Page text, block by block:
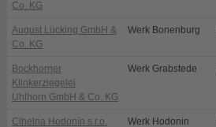
Co. KG
August Lücking GmbH &
Co. KG
Werk Bonenburg
Bockhorner
Klinkerziegelei
Uhlhorn GmbH & Co. KG
Werk Grabstede
Cihelna Hodonín s.r.o. Werk Hodonin